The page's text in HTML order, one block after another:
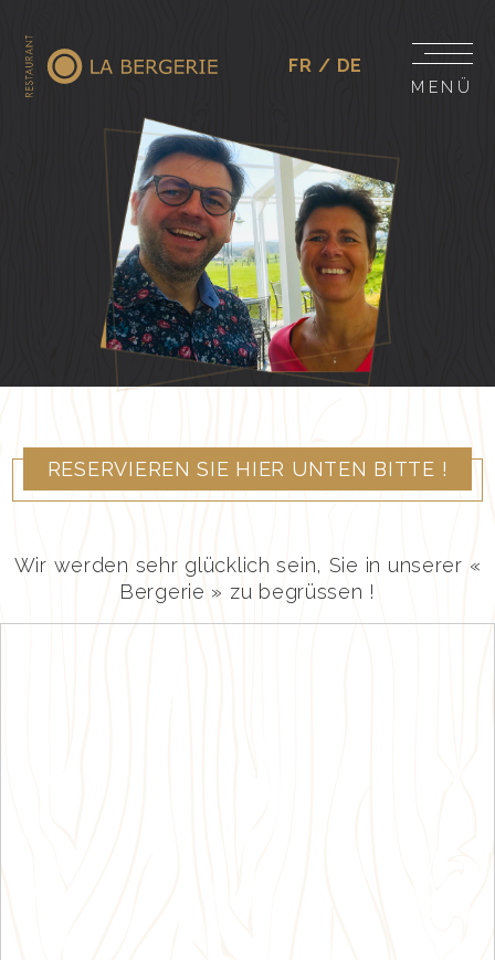
FR DE
MENÜ
RESERVIEREN SIE HIER UNTEN BITTE !
Wir werden sehr glücklich sein, Sie in unserer «
Bergerie » zu begrüssen !